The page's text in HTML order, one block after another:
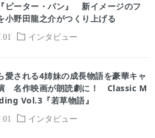
インタビュー
ピーター・パン』 新イメージのフ
小野田龍之介がつくり上げる
インタビュー
愛される4姉妹の成長物語を豪華キャ
名作映画が朗読劇に！ Classic M
Vol.3『若草物語』